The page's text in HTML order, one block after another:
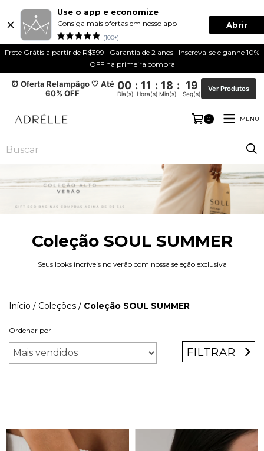
Use o app e economize
Consiga mais ofertas em nosso app
(100+)
Abrir
Frete Grátis a partir de R$399 | Garantia de 2 anos | Inscreva-se e ganhe 10%
OFF na primeira compra
⏰ Oferta Relampâgo 🤍 Até
60% OFF
00 : 11 : 18 : 19
Dia(s) Hora(s) Min(s) Seg(s)
Ver Produtos
0 MENU
Coleção SOUL SUMMER
Seus looks incríveis no verão com nossa seleção exclusiva
Início / Coleções / Coleção SOUL SUMMER
Ordenar por
FILTRAR